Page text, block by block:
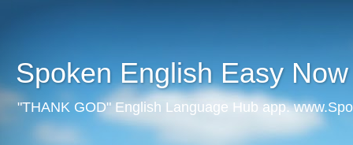
Spoken English Easy Now
"THANK GOD" English Language Hub app.